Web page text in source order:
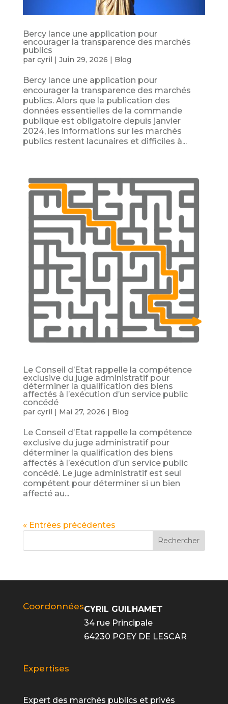
Bercy lance une application pour
encourager la transparence des marchés
publics
par cyril Juin 29, 2026 Blog
Bercy lance une application pour
encourager la transparence des marchés
publics. Alors que la publication des
données essentielles de la commande
publique est obligatoire depuis janvier
2024, les informations sur les marchés
publics restent lacunaires et difficiles à...
Le Conseil d’Etat rappelle la compétence
exclusive du juge administratif pour
déterminer la qualification des biens
affectés à l’exécution d’un service public
concédé
par cyril | Mai 27, 2026 | Blog
Le Conseil d’Etat rappelle la compétence
exclusive du juge administratif pour
déterminer la qualification des biens
affectés à l’exécution d’un service public
concédé. Le juge administratif est seul
compétent pour déterminer si un bien
affecté au...
« Entrées précédentes
Rechercher
CoordonnéesCYRIL GUILHAMET
34 rue Principale
64230 POEY DE LESCAR
Expertises
Expert des marchés publics et privés